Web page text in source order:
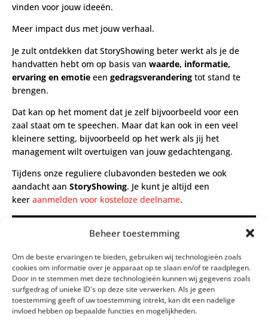
Beheer toestemming
Om de beste ervaringen te bieden, gebruiken wij technologieën zoals
cookies om informatie over je apparaat op te slaan en/of te raadplegen.
Door in te stemmen met deze technologieën kunnen wij gegevens zoals
surfgedrag of unieke ID's op deze site verwerken. Als je geen
toestemming geeft of uw toestemming intrekt, kan dit een nadelige
invloed hebben op bepaalde functies en mogelijkheden.
vinden voor jouw ideeën.
Meer impact dus met jouw verhaal.
Je zult ontdekken dat StoryShowing beter werkt als je de
handvatten hebt om op basis van waarde, informatie,
ervaring en emotie een gedragsverandering tot stand te
brengen.
Dat kan op het moment dat je zelf bijvoorbeeld voor een
zaal staat om te speechen. Maar dat kan ook in een veel
kleinere setting, bijvoorbeeld op het werk als jij het
management wilt overtuigen van jouw gedachtengang.
Tijdens onze reguliere clubavonden besteden we ook
aandacht aan StoryShowing. Je kunt je altijd een
keer aanmelden voor kosteloze deelname.
StoryShowingis een geregistreerde handelsnaam van Dé